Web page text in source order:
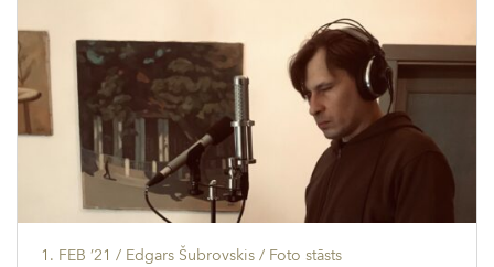
1. FEB ’21 / Edgars Šubrovskis / Foto stāsts